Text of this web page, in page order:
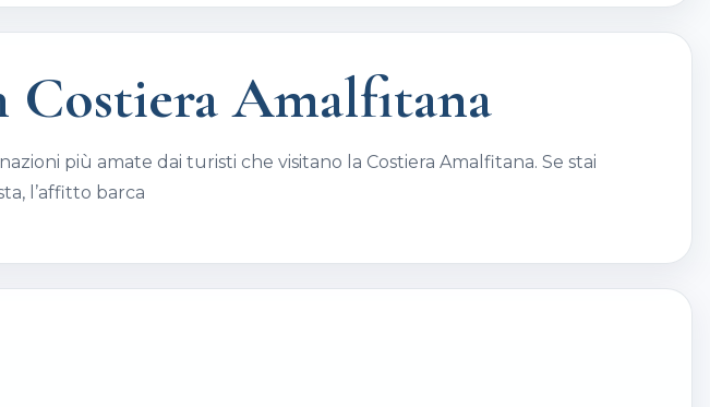
Costiera Amalfitana
più amate dai turisti che visitano la Costiera Amalfitana. Se stai
l’affitto barca